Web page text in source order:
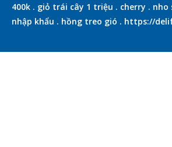
400k . giỏ trái cây 1 triệu . cherry . nho
nhập khẩu . hồng treo gió . https://